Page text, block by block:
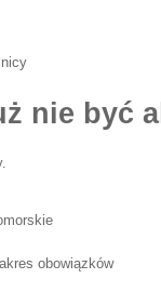
nie być
obowiązków